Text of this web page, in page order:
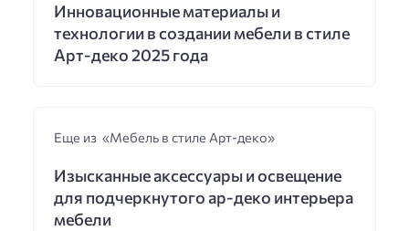
Инновационные материалы и
технологии в создании мебели в стиле
Арт-деко 2025 года
Еще из «Мебель в стиле Арт-деко»
Изысканные аксессуары и освещение
для подчеркнутого ар-деко интерьера
мебели